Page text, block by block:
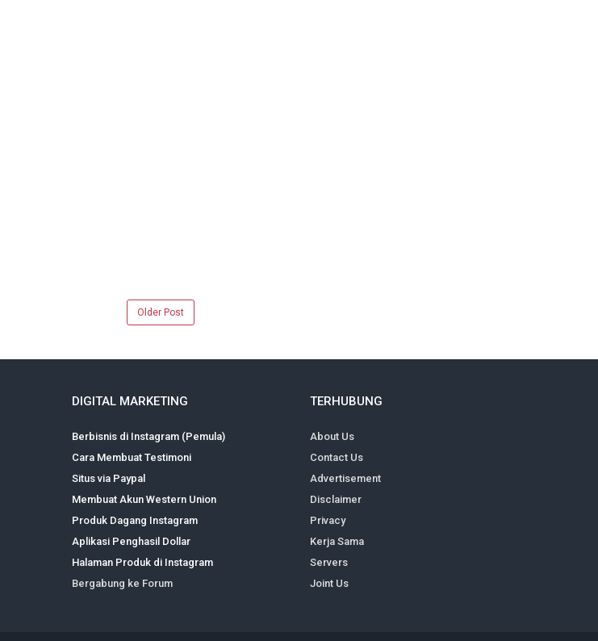
Older Post
DIGITAL MARKETING
Berbisnis di Instagram (Pemula)
Cara Membuat Testimoni
Situs via Paypal
Membuat Akun Western Union
Produk Dagang Instagram
Aplikasi Penghasil Dollar
Halaman Produk di Instagram
Bergabung ke Forum
TERHUBUNG
About Us
Contact Us
Advertisement
Disclaimer
Privacy
Kerja Sama
Servers
Joint Us